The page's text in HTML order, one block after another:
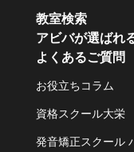
教室検索
アビバが選ばれ
よくあるご質問
お役立ちコラム
資格スクール大栄
発音矯正スクール